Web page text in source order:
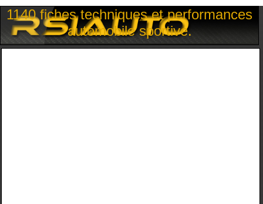
1140 fiches techniques et performances
automobile sportive.